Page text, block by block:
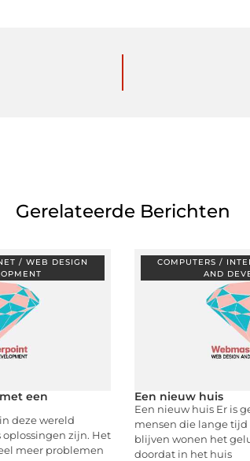
Gerelateerde Berichten
/ WEB DESIGN
een
deze wereld
zijn. Het
meer problemen
COMPUTERS /
AND
Een nieuw huis
Een nieuw huis Er is
mensen die lange
blijven wonen het
doordat in het huis